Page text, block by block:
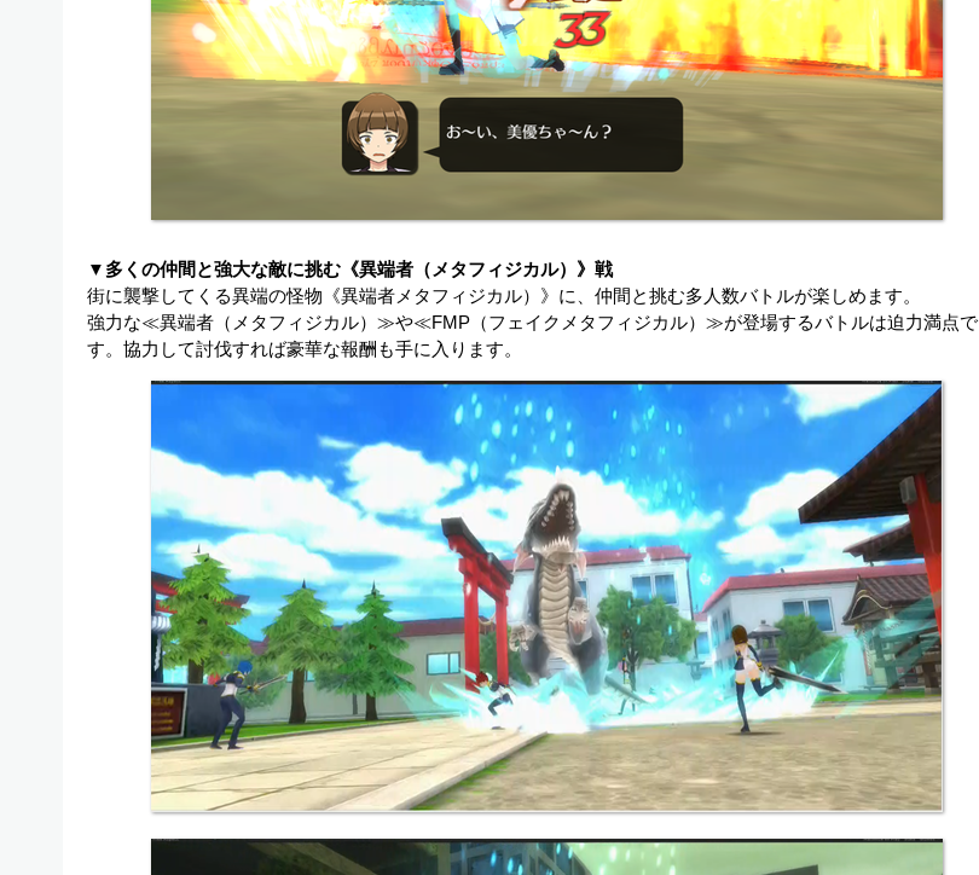
▼多くの仲間と強大な敵に挑む《異端者（メタフィジカル）》戦
街に襲撃してくる異端の怪物《異端者メタフィジカル）》に、仲間と挑む多人数バトルが楽しめます。
強力な≪異端者（メタフィジカル）≫や≪FMP（フェイクメタフィジカル）≫が登場するバトルは迫力満点で
す。協力して討伐すれば豪華な報酬も手に入ります。